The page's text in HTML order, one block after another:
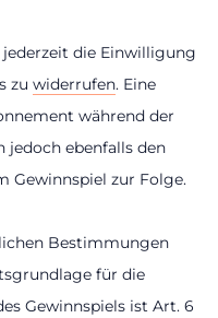
jederzeit die Einwilligung
zu widerrufen. Eine
während der
jedoch ebenfalls den
Gewinnspiel zur Folge.
Bestimmungen
für die
Gewinnspiels ist Art. 6